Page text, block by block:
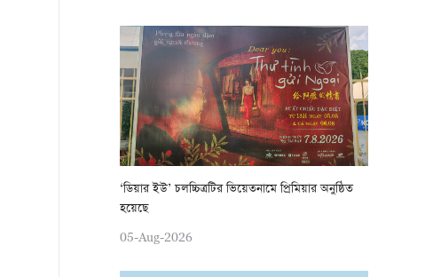
‘ডিয়ার ইউ’ চলচ্চিত্রটির ভিয়েতনামে প্রিমিয়ার অনুষ্ঠিত
হয়েছে
05-Aug-2026